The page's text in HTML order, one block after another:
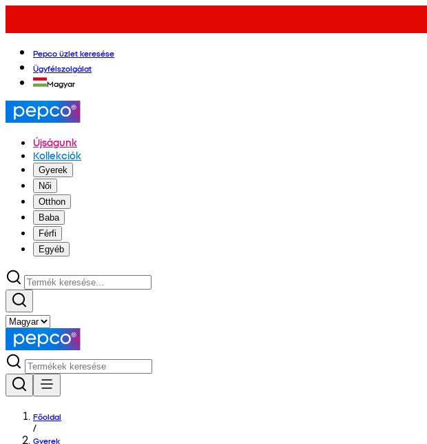
Pepco üzlet keresése
Ügyfélszolgálat
Magyar
Újságunk
Kollekciók
Gyerek
Női
Otthon
Baba
Férfi
Egyéb
Főoldal
/
Gyerek